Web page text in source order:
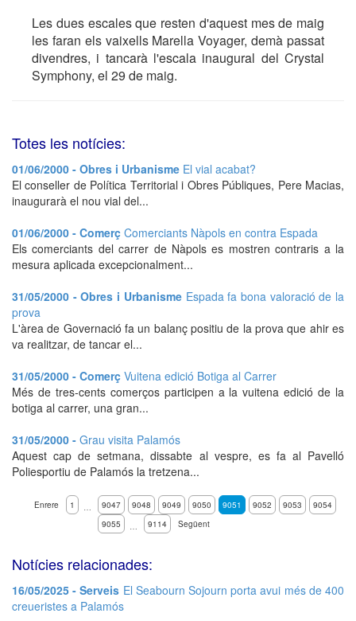
Les dues escales que resten d'aquest mes de maig
les faran els vaixells Marella Voyager, demà passat
divendres, i tancarà l'escala inaugural del Crystal
Symphony, el 29 de maig.
Totes les notícies:
01/06/2000 - Obres i Urbanisme El vial acabat?
El conseller de Política Territorial i Obres Públiques, Pere Macias,
inaugurarà el nou vial del...
01/06/2000 - Comerç Comerciants Nàpols en contra Espada
Els comerciants del carrer de Nàpols es mostren contraris a la
mesura aplicada excepcionalment...
31/05/2000 - Obres i Urbanisme Espada fa bona valoració de la
prova
L'àrea de Governació fa un balanç positiu de la prova que ahir es
va realitzar, de tancar el...
31/05/2000 - Comerç Vuitena edició Botiga al Carrer
Més de tres-cents comerços participen a la vuitena edició de la
botiga al carrer, una gran...
31/05/2000 - Grau visita Palamós
Aquest cap de setmana, dissabte al vespre, es fa al Pavelló
Poliesportiu de Palamós la tretzena...
Enrere 1 … 9047 9048 9049 9050 9051 9052 9053
9054
9055
… 9114 Següent
Notícies relacionades:
16/05/2025 - Serveis El Seabourn Sojourn porta avui més de 400
creueristes a Palamós